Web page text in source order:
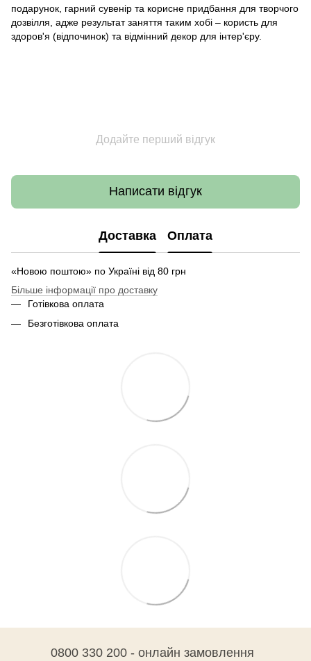
подарунок, гарний сувенір та корисне придбання для творчого
дозвілля, адже результат заняття таким хобі – користь для
здоров'я (відпочинок) та відмінний декор для інтер'єру.
Додайте перший відгук
Написати відгук
Доставка Оплата
«Новою поштою» по Україні від 80 грн
Більше інформації про доставку
Готівкова оплата
Безготівкова оплата
0800 330 200 - онлайн замовлення